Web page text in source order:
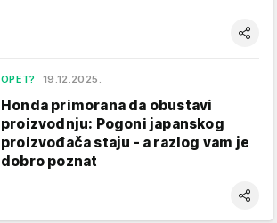
OPET? 19.12.2025.
Honda primorana da obustavi
proizvodnju: Pogoni japanskog
proizvođača staju - a razlog vam je
dobro poznat